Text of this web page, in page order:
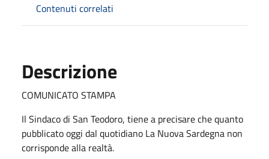
Contenuti correlati
Descrizione
COMUNICATO STAMPA
Il Sindaco di San Teodoro, tiene a precisare che quanto
pubblicato oggi dal quotidiano La Nuova Sardegna non
corrisponde alla realtà.